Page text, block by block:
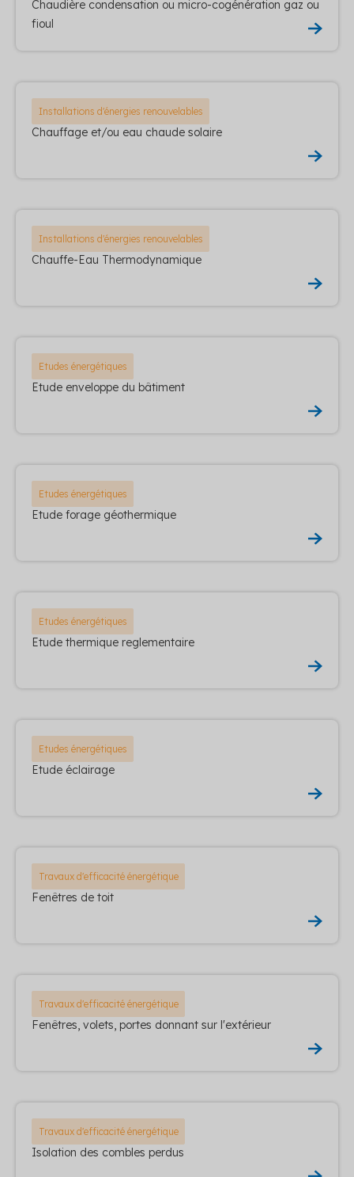
Chaudière condensation ou micro-cogénération gaz ou
fioul
Installations d'énergies renouvelables
Chauffage et/ou eau chaude solaire
Installations d'énergies renouvelables
Chauffe-Eau Thermodynamique
Etudes énergétiques
Etude enveloppe du bâtiment
Etudes énergétiques
Etude forage géothermique
Etudes énergétiques
Etude thermique reglementaire
Etudes énergétiques
Etude éclairage
Travaux d'efficacité énergétique
Fenêtres de toit
Travaux d'efficacité énergétique
Fenêtres, volets, portes donnant sur l'extérieur
Travaux d'efficacité énergétique
Isolation des combles perdus